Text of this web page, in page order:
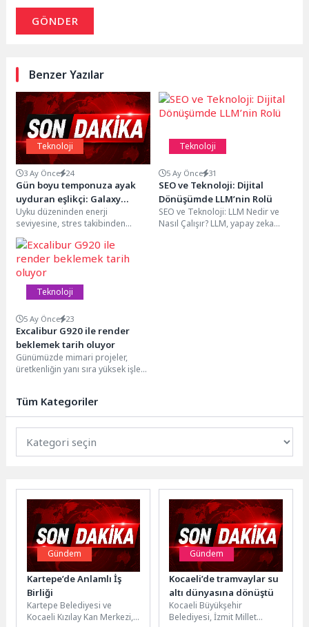
GÖNDER
Benzer Yazılar
Teknoloji
3 Ay Önce 24
Gün boyu temponuza ayak
uyduran eşlikçi: Galaxy
Watch8
Uyku düzeninden enerji
seviyesine, stres takibinden
günlük aktiviteye kadar birçok
veriyi analiz eden Galaxy
Watch8,...
Teknoloji
5 Ay Önce 31
SEO ve Teknoloji: Dijital
Dönüşümde LLM’nin Rolü
SEO ve Teknoloji: LLM Nedir ve
Nasıl Çalışır? LLM, yapay zeka
Teknoloji
5 Ay Önce 23
Excalibur G920 ile render
beklemek tarih oluyor
Günümüzde mimari projeler,
üretkenliğin yanı sıra yüksek işlem
Tüm Kategoriler
Gündem
Kartepe’de Anlamlı İş
Birliği
Kartepe Belediyesi ve
Kocaeli Kızılay Kan Merkezi,
Gündem
Kocaeli’de tramvaylar su
altı dünyasına dönüştü
Kocaeli Büyükşehir
Belediyesi, İzmit Millet